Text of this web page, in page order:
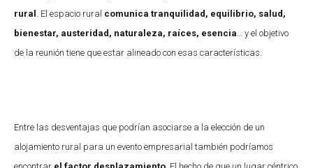
rural . El espacio rural comunica tranquilidad, equilibrio, salud,
bienestar, austeridad, naturaleza, raíces, esencia … y el objetivo
de la reunión tiene que estar alineado con esas características.
Entre las desventajas que podrían asociarse a la elección de un
alojamiento rural para un evento empresarial también podríamos